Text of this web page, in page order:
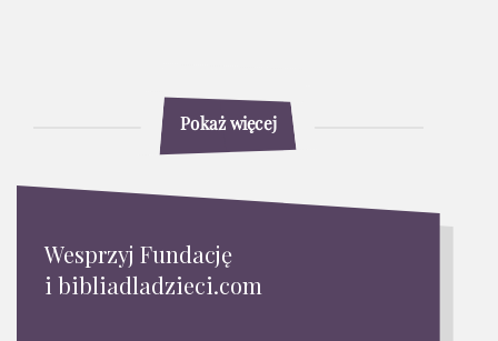
Pokaż więcej
Wesprzyj Fundację
i bibliadladzieci.com